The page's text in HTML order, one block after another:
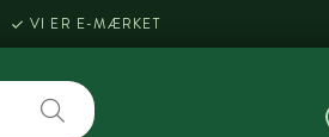
VI ER E-MÆRKET